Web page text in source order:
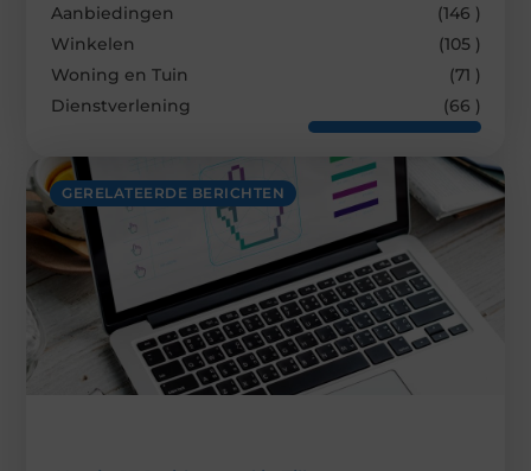
GERELATEERDE BERICHTEN
Aanbiedingen
(146 )
Winkelen
(105 )
Woning en Tuin
(71 )
Dienstverlening
(66 )